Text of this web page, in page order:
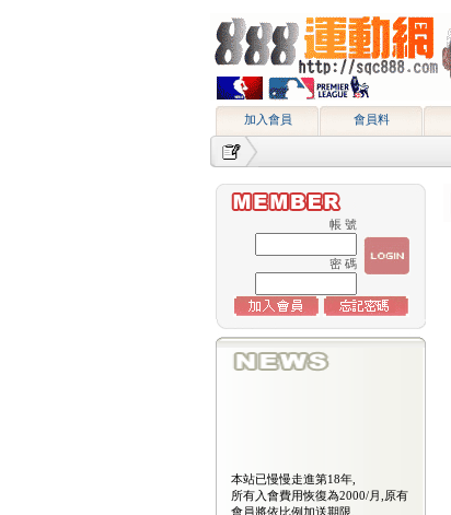
加入會員 會員料
帳 號
密 碼
本站已慢慢走進第18年,
所有入會費用恢復為2000/月,原有
會員將依比例加送期限,